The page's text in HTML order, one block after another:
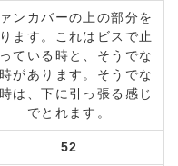
ンカバーの上の部分を
ます。これはビスで止
ている時と、そうでな
があります。そうでな
は、下に引っ張る感じ
でとれます。
52